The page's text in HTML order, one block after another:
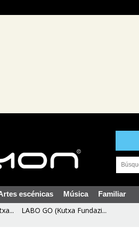
escénicas Música Familiar
LABO GO (Kutxa Fundazi...